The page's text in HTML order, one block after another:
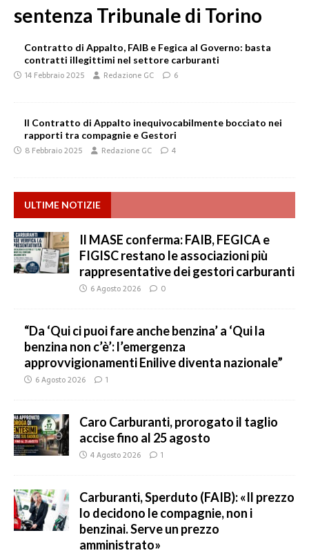
sentenza Tribunale di Torino
Contratto di Appalto, FAIB e Fegica al Governo: basta
contratti illegittimi nel settore carburanti
14 Febbraio 2025 Redazione GC 6
Il Contratto di Appalto inequivocabilmente bocciato nei
rapporti tra compagnie e Gestori
8 Febbraio 2025 Redazione GC 4
ULTIME NOTIZIE
Il MASE conferma: FAIB, FEGICA e
FIGISC restano le associazioni più
rappresentative dei gestori carburanti
6 Agosto 2026 0
“Da ‘Qui ci puoi fare anche benzina’ a ‘Qui la
benzina non c’è’: l’emergenza
approvvigionamenti Enilive diventa nazionale”
6 Agosto 2026 1
Caro Carburanti, prorogato il taglio
accise fino al 25 agosto
4 Agosto 2026 1
Carburanti, Sperduto (FAIB): «Il prezzo
lo decidono le compagnie, non i
benzinai. Serve un prezzo
amministrato»